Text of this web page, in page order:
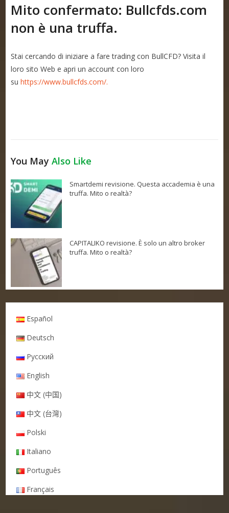
Mito confermato: Bullcfds.com
non è una truffa.
Stai cercando di iniziare a fare trading con BullCFD? Visita il
loro sito Web e apri un account con loro
suhttps://www.bullcfds.com/.
You MayAlso Like
Smartdemi revisione. Questa accademia è una
truffa. Mito o realtà?
CAPITALIKO revisione. È solo un altro broker
truffa. Mito o realtà?
Español
Deutsch
Русский
English
中文 (中国)
中文 (台灣)
Polski
Italiano
Português
Français